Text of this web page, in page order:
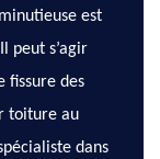
est
peut s’agir
fissure des
toiture au
dans